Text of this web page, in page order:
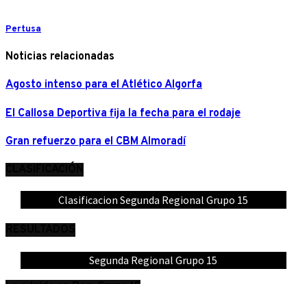
Pertusa
Noticias relacionadas
Agosto intenso para el Atlético Algorfa
El Callosa Deportiva fija la fecha para el rodaje
Gran refuerzo para el CBM Almoradí
Clasificacion Segunda Regional Grupo 15
Segunda Regional Grupo 15